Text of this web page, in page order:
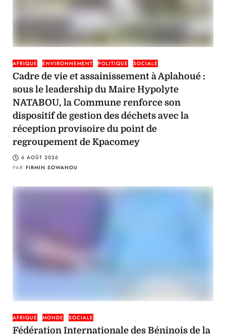
AFRIQUE ENVIRONNEMENT POLITIQUE SOCIALE
Cadre de vie et assainissement à Aplahoué :
sous le leadership du Maire Hypolyte
NATABOU, la Commune renforce son
dispositif de gestion des déchets avec la
réception provisoire du point de
regroupement de Kpacomey
6 AOÛT 2026
PAR FIRMIN SOWANOU
AFRIQUE MONDE SOCIALE
Fédération Internationale des Béninois de la